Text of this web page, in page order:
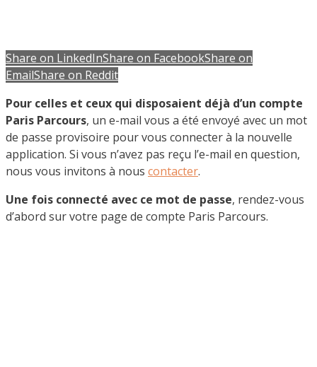
Share on LinkedInShare on FacebookShare on
EmailShare on Reddit
Pour celles et ceux qui disposaient déjà d’un compte
Paris Parcours, un e-mail vous a été envoyé avec un mot
de passe provisoire pour vous connecter à la nouvelle
application. Si vous n’avez pas reçu l’e-mail en question,
nous vous invitons à nous contacter.
Une fois connecté avec ce mot de passe, rendez-vous
d’abord sur votre page de compte Paris Parcours.